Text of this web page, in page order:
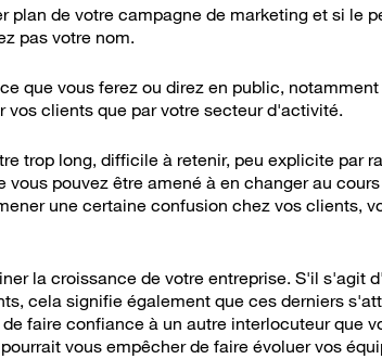
plan de votre campagne de marketing et si le
pas votre nom.
que vous ferez ou direz en public,
vos clients que par votre secteur d'activité.
trop long, difficile à retenir, peu explicite par
vous pouvez être amené à en changer au
une certaine confusion chez vos clients,
la croissance de votre entreprise. S'il s'agit
cela signifie également que ces derniers
faire confiance à un autre interlocuteur que
vous empêcher de faire évoluer vos